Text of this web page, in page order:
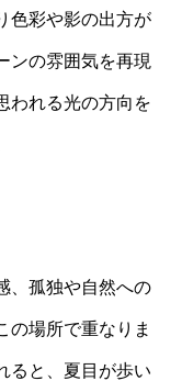
色彩や影の出方が
ンの雰囲気を再現
われる光の方向を
、孤独や自然への
の場所で重なりま
ると、夏目が歩い